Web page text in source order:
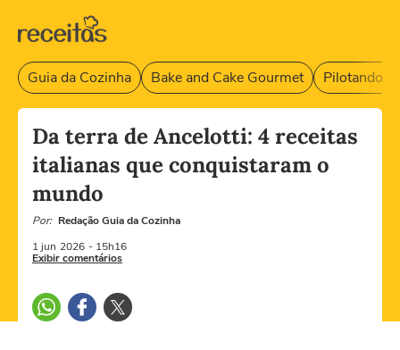
Guia da Cozinha Bake and Cake Gourmet Pilotando
Da terra de Ancelotti: 4 receitas
italianas que conquistaram o
mundo
Por: Redação Guia da Cozinha
1 jun 2026 - 15h16
Exibir comentários